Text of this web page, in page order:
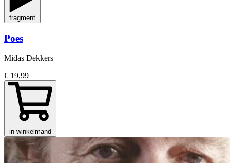
fragment
Poes
Midas Dekkers
€ 19,99
in winkelmand